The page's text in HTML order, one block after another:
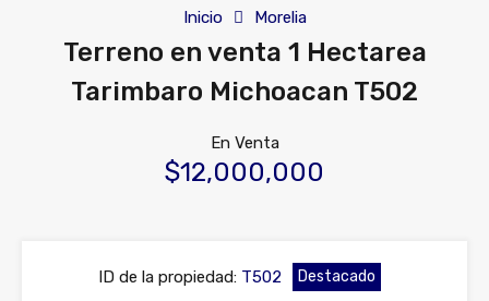
Inicio Morelia
Terreno en venta 1 Hectarea
Tarimbaro Michoacan T502
En Venta
$12,000,000
ID de la propiedad:T502 Destacado